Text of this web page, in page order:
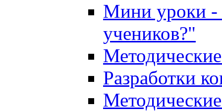
Мини уроки -
учеников?"
Разработки